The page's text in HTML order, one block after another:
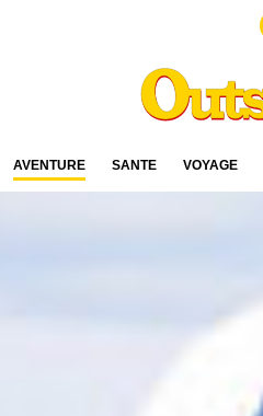
AVENTURE SANTÉ VOYAGE